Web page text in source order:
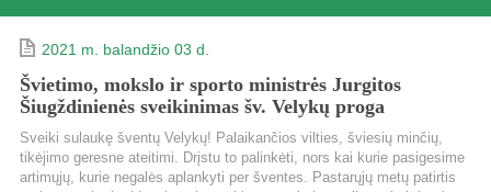
2021 m. balandžio 03 d.
Švietimo, mokslo ir sporto ministrės Jurgitos
Šiugždinienės sveikinimas šv. Velykų proga
Sveiki sulaukę šventų Velykų! Palaikančios vilties, šviesių minčių,
tikėjimo geresne ateitimi. Drįstu to palinkėti, nors kai kurie pasigesime
artimųjų, kurie negalės aplankyti per šventes. Pastarųjų metų patirtis